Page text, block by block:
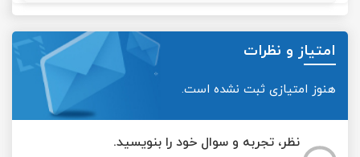
امتیاز و نظرات
هنوز امتیازی ثبت نشده است.
نظر، تجربه و سوال خود را بنویسید.